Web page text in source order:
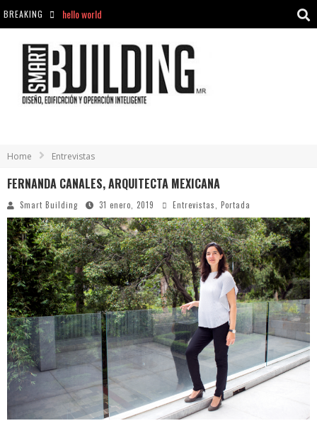
BREAKING
hello world
Home Entrevistas
FERNANDA CANALES, ARQUITECTA MEXICANA
Smart Building 31 enero, 2019 Entrevistas Portada